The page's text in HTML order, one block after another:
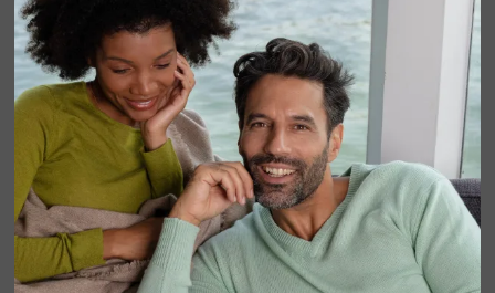
Vyriški kašmyro megztiniai užsegami užtrauktuku